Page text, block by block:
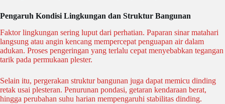
Pengaruh Kondisi Lingkungan dan Struktur Bangunan
Faktor lingkungan sering luput dari perhatian. Paparan sinar matahari
langsung atau angin kencang mempercepat penguapan air dalam
adukan. Proses pengeringan yang terlalu cepat menyebabkan tegangan
tarik pada permukaan plester.
Selain itu, pergerakan struktur bangunan juga dapat memicu dinding
retak usai plesteran. Penurunan pondasi, getaran kendaraan berat,
hingga perubahan suhu harian mempengaruhi stabilitas dinding.